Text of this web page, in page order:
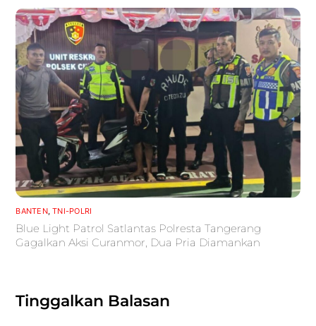
BANTEN,TNI-POLRI
Blue Light Patrol Satlantas Polresta Tangerang
Gagalkan Aksi Curanmor, Dua Pria Diamankan
Tinggalkan Balasan